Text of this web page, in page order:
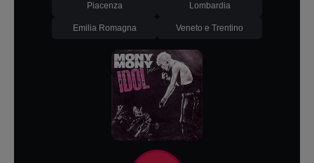
Piacenza Lombardia
Emilia Romagna Veneto e Trentino